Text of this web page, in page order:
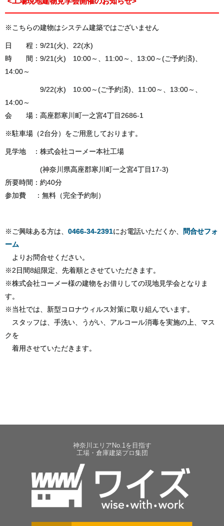
※こちらの建物はシステム建築ではございません
日 程：9/21(火)、22(水)
時 間：9/21(火) 10:00～、11:00～、13:00～(ご予約済)、
14:00～
9/22(水) 10:00～(ご予約済)、11:00～、13:00～、
14:00～
会 場：高座郡寒川町一之宮4丁目2686-1
※駐車場（2台分）をご用意しております。
見学地 ：株式会社コーメー本社工場
(神奈川県高座郡寒川町一之宮4丁目17-3)
所要時間：約40分
参加費 ：無料（完全予約制）
※ご興味ある方は、 0466-34-2391にお電話いただくか、
問合せフォ
ーム
よりお問合せください。
※2日間8組限定、先着順とさせていただきます。
※株式会社コーメー様の建物をお借りしての現地見学会となりま
す。
※当社では、新型コロナウィルス対策に取り組んでいます。
スタッフは、手洗い、うがい、アルコール消毒を実施の上、マス
クを
着用させていただきます。
神奈川エリアNo.1を目指す
工場・倉庫建築プロ集団